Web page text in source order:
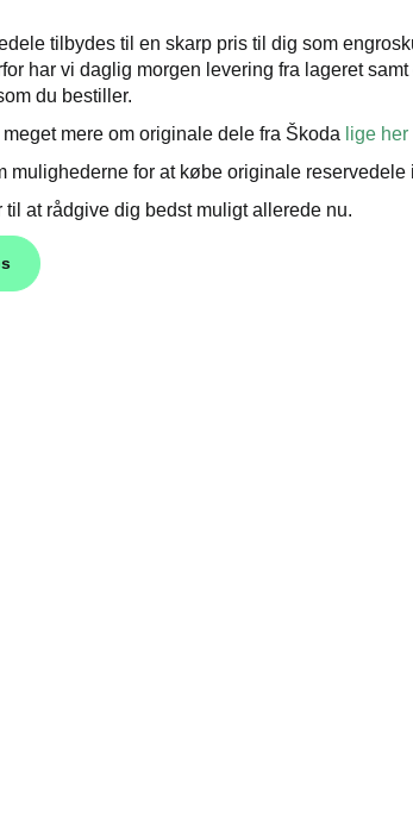
tilbydes til en skarp pris til dig som
har vi daglig morgen levering fra lageret
du bestiller.
mere om originale dele fra Škoda lige her
mulighederne for at købe originale
til at rådgive dig bedst muligt allerede nu.